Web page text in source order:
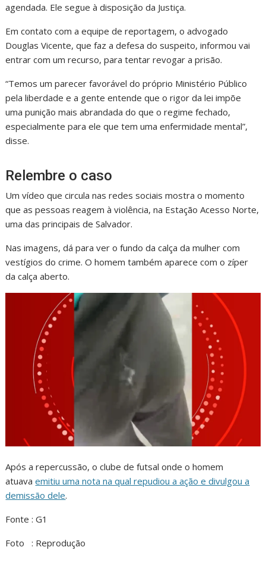
agendada. Ele segue à disposição da Justiça.
Em contato com a equipe de reportagem, o advogado
Douglas Vicente, que faz a defesa do suspeito, informou vai
entrar com um recurso, para tentar revogar a prisão.
“Temos um parecer favorável do próprio Ministério Público
pela liberdade e a gente entende que o rigor da lei impõe
uma punição mais abrandada do que o regime fechado,
especialmente para ele que tem uma enfermidade mental”,
disse.
Relembre o caso
Um vídeo que circula nas redes sociais mostra o momento
que as pessoas reagem à violência, na Estação Acesso Norte,
uma das principais de Salvador.
Nas imagens, dá para ver o fundo da calça da mulher com
vestígios do crime. O homem também aparece com o zíper
da calça aberto.
Após a repercussão, o clube de futsal onde o homem
atuavaemitiu uma nota na qual repudiou a ação e divulgou a
demissão dele.
Fonte : G1
Foto : Reprodução